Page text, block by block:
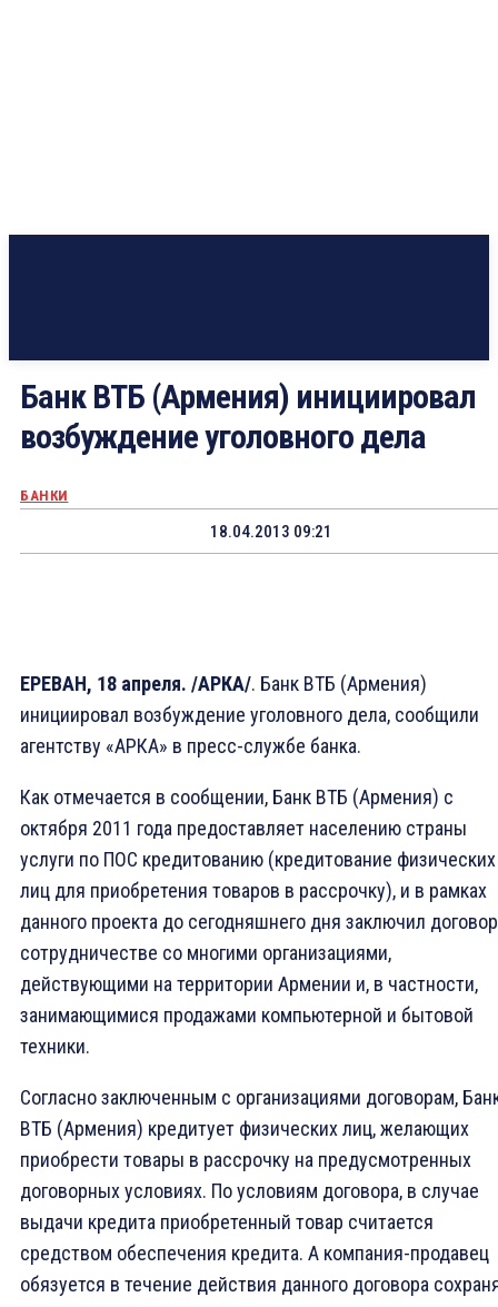
Банк ВТБ (Армения) инициировал
возбуждение уголовного дела
БАНКИ
18.04.2013 09:21
ЕРЕВАН, 18 апреля. /АРКА/. Банк ВТБ (Армения)
инициировал возбуждение уголовного дела, сообщили
агентству «АРКА» в пресс-службе банка.
Как отмечается в сообщении, Банк ВТБ (Армения) с
октября 2011 года предоставляет населению страны
услуги по ПОС кредитованию (кредитование физических
лиц для приобретения товаров в рассрочку), и в рамках
данного проекта до сегодняшнего дня заключил
сотрудничестве со многими организациями,
действующими на территории Армении и, в частности,
занимающимися продажами компьютерной и бытовой
техники.
Согласно заключенным с организациями договорам,
ВТБ (Армения) кредитует физических лиц, желающих
приобрести товары в рассрочку на предусмотренных
договорных условиях. По условиям договора, в случае
выдачи кредита приобретенный товар считается
средством обеспечения кредита. А компания-продавец
обязуется в течение действия данного договора